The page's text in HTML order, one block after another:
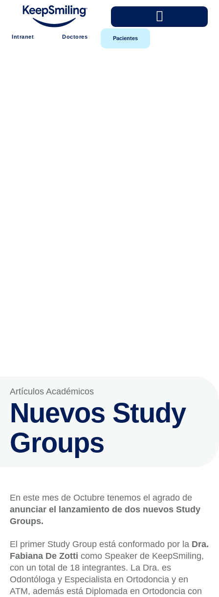
Intranet Doctores Pacientes
Artículos Académicos
Nuevos Study
Groups
En este mes de Octubre tenemos el agrado de
anunciar el lanzamiento de dos nuevos Study
Groups.
El primer Study Group está conformado por la Dra.
Fabiana De Zotti como Speaker de KeepSmiling,
con un total de 18 integrantes. La Dra. es
Odontóloga y Especialista en Ortodoncia y en
ATM, además está Diplomada en Ortodoncia con